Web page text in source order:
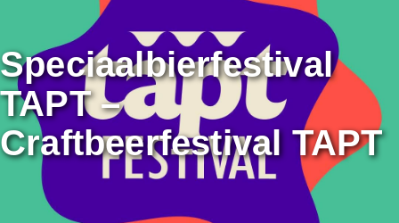
Speciaalbierfestival
TAPT –
Craftbeerfestival TAPT